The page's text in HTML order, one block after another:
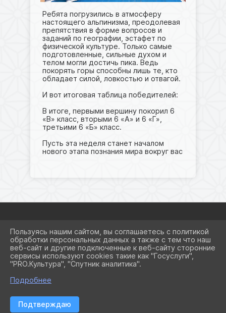
Ребята погрузились в атмосферу
настоящего альпинизма, преодолевая
препятствия в форме вопросов и
заданий по географии, эстафет по
физической культуре. Только самые
подготовленные, сильные духом и
телом могли достичь пика. Ведь
покорять горы способны лишь те, кто
обладает силой, ловкостью и отвагой.
И вот итоговая таблица победителей:
В итоге, первыми вершину покорил 6
«В» класс, вторыми 6 «А» и 6 «Г»,
третьими 6 «Б» класс.
Пусть эта неделя станет началом
нового этапа познания мира вокруг вас
2026 Г. SCHOOL8KRSRM.RU
ВХОД
КАРТА САЙТА
ПОЛИТИКА ОБРАБОТКИ
СДЕЛАНО НА KUBCMS
РАЗРАБОТКА И ПОДДЕРЖКА
Пользуясь нашим сайтом, вы соглашаетесь с политикой
обработки персональных данных а также с тем что наш
веб-сайт и другие подключенные к веб-сайту сторонние
сервисы используют cookies такие как "Госуслуги",
"PRO.Культура", "Спутник аналитика".
Подробнее
Подтверждаю